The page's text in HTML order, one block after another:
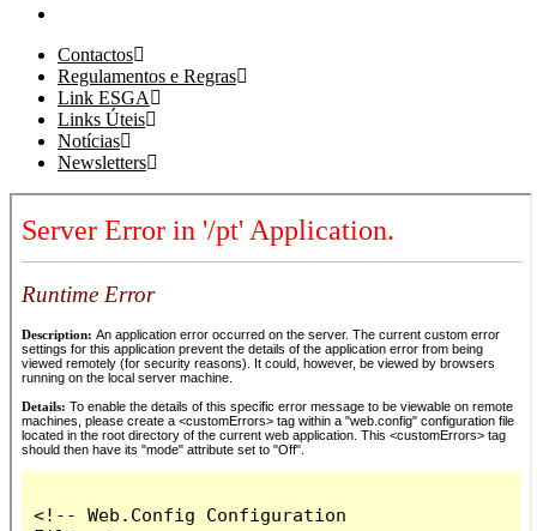
Contactos
Regulamentos e Regras
Link ESGA
Links Úteis
Notícias
Newsletters